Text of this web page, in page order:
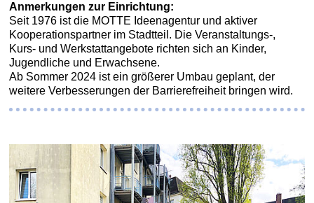
Anmerkungen zur Einrichtung:
Seit 1976 ist die MOTTE Ideenagentur und aktiver
Kooperationspartner im Stadtteil. Die Veranstaltungs-,
Kurs- und Werkstattangebote richten sich an Kinder,
Jugendliche und Erwachsene.
Ab Sommer 2024 ist ein größerer Umbau geplant, der
weitere Verbesserungen der Barrierefreiheit bringen wird.